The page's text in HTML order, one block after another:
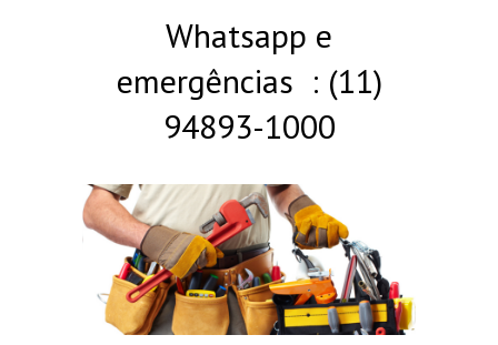
Whatsapp e
emergências : (11)
94893-1000